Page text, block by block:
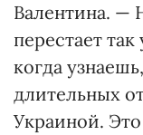
Валентина. —
перестает
когда
длительных
Украиной. Это